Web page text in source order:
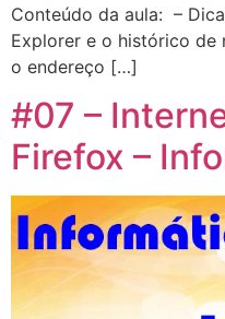
Conteúdo da aula: –
Explorer e o histórico de
o endereço […]
#07 –
Firefox –